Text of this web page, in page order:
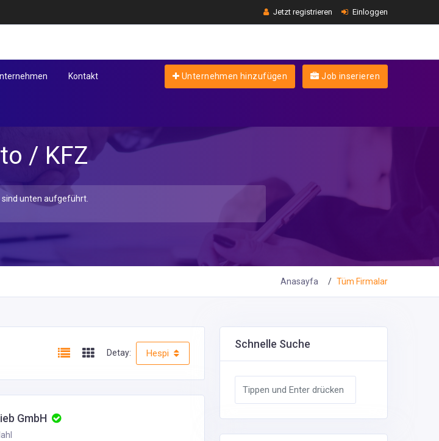
Jetzt registrieren Einloggen
Kontakt Unternehmen hinzufügen Job inserieren
/ KFZ
sind unten aufgeführt.
Anasayfa Tüm Firmalar
Detay: Hespi
GmbH
Schnelle Suche